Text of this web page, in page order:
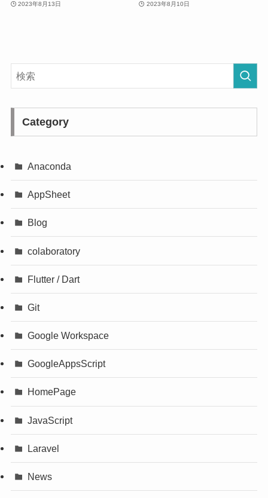
2023年8月13日 2023年8月10日
Category
Anaconda
AppSheet
Blog
colaboratory
Flutter / Dart
Git
Google Workspace
GoogleAppsScript
HomePage
JavaScript
Laravel
News